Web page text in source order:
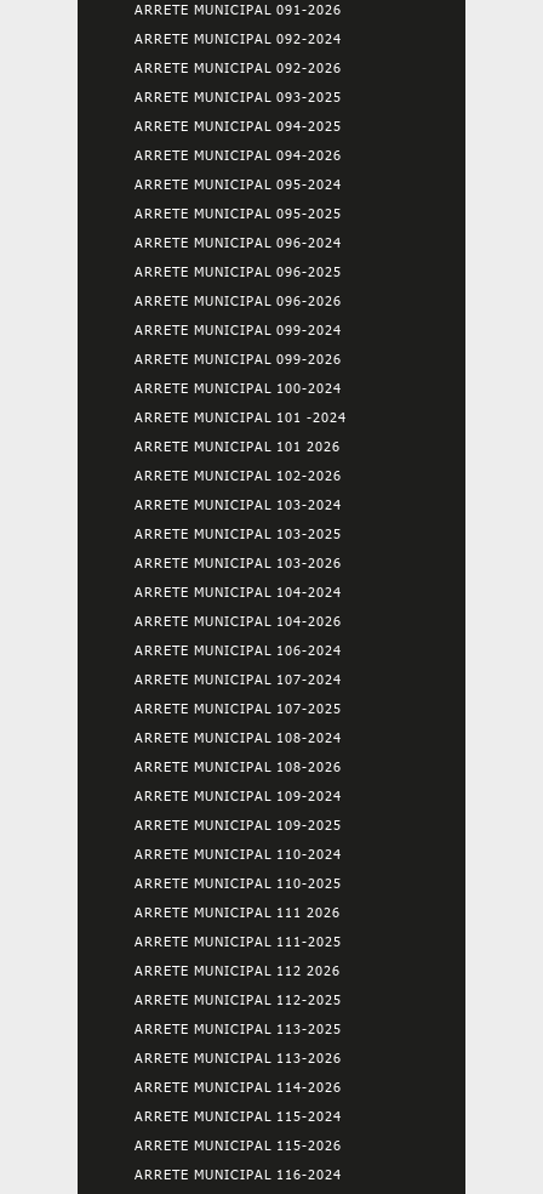
ARRETE MUNICIPAL 091-2026
ARRETE MUNICIPAL 092-2024
ARRETE MUNICIPAL 092-2026
ARRETE MUNICIPAL 093-2025
ARRETE MUNICIPAL 094-2025
ARRETE MUNICIPAL 094-2026
ARRETE MUNICIPAL 095-2024
ARRETE MUNICIPAL 095-2025
ARRETE MUNICIPAL 096-2024
ARRETE MUNICIPAL 096-2025
ARRETE MUNICIPAL 096-2026
ARRETE MUNICIPAL 099-2024
ARRETE MUNICIPAL 099-2026
ARRETE MUNICIPAL 100-2024
ARRETE MUNICIPAL 101 -2024
ARRETE MUNICIPAL 101 2026
ARRETE MUNICIPAL 102-2026
ARRETE MUNICIPAL 103-2024
ARRETE MUNICIPAL 103-2025
ARRETE MUNICIPAL 103-2026
ARRETE MUNICIPAL 104-2024
ARRETE MUNICIPAL 104-2026
ARRETE MUNICIPAL 106-2024
ARRETE MUNICIPAL 107-2024
ARRETE MUNICIPAL 107-2025
ARRETE MUNICIPAL 108-2024
ARRETE MUNICIPAL 108-2026
ARRETE MUNICIPAL 109-2024
ARRETE MUNICIPAL 109-2025
ARRETE MUNICIPAL 110-2024
ARRETE MUNICIPAL 110-2025
ARRETE MUNICIPAL 111 2026
ARRETE MUNICIPAL 111-2025
ARRETE MUNICIPAL 112 2026
ARRETE MUNICIPAL 112-2025
ARRETE MUNICIPAL 113-2025
ARRETE MUNICIPAL 113-2026
ARRETE MUNICIPAL 114-2026
ARRETE MUNICIPAL 115-2024
ARRETE MUNICIPAL 115-2026
ARRETE MUNICIPAL 116-2024